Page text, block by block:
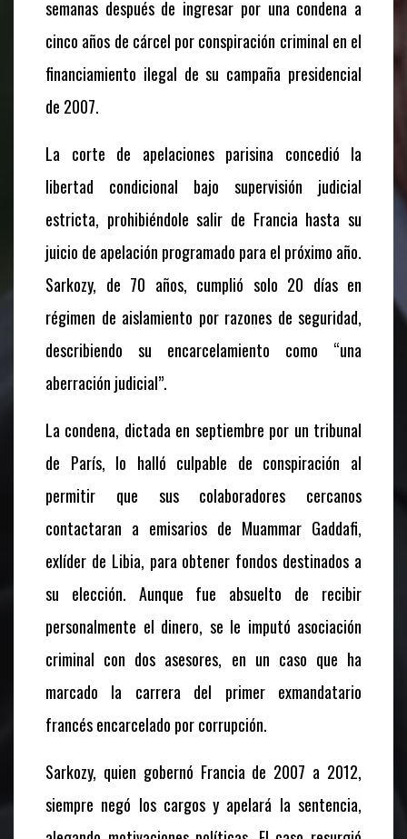
semanas después de ingresar por una condena a
cinco años de cárcel por conspiración criminal en el
financiamiento ilegal de su campaña presidencial
de 2007.
La corte de apelaciones parisina concedió la
libertad condicional bajo supervisión judicial
estricta, prohibiéndole salir de Francia hasta su
juicio de apelación programado para el próximo año.
Sarkozy, de 70 años, cumplió solo 20 días en
régimen de aislamiento por razones de seguridad,
describiendo su encarcelamiento como “una
aberración judicial”.
La condena, dictada en septiembre por un tribunal
de París, lo halló culpable de conspiración al
permitir que sus colaboradores cercanos
contactaran a emisarios de Muammar Gaddafi,
exlíder de Libia, para obtener fondos destinados a
su elección. Aunque fue absuelto de recibir
personalmente el dinero, se le imputó asociación
criminal con dos asesores, en un caso que ha
marcado la carrera del primer exmandatario
francés encarcelado por corrupción.
Sarkozy, quien gobernó Francia de 2007 a 2012,
siempre negó los cargos y apelará la sentencia,